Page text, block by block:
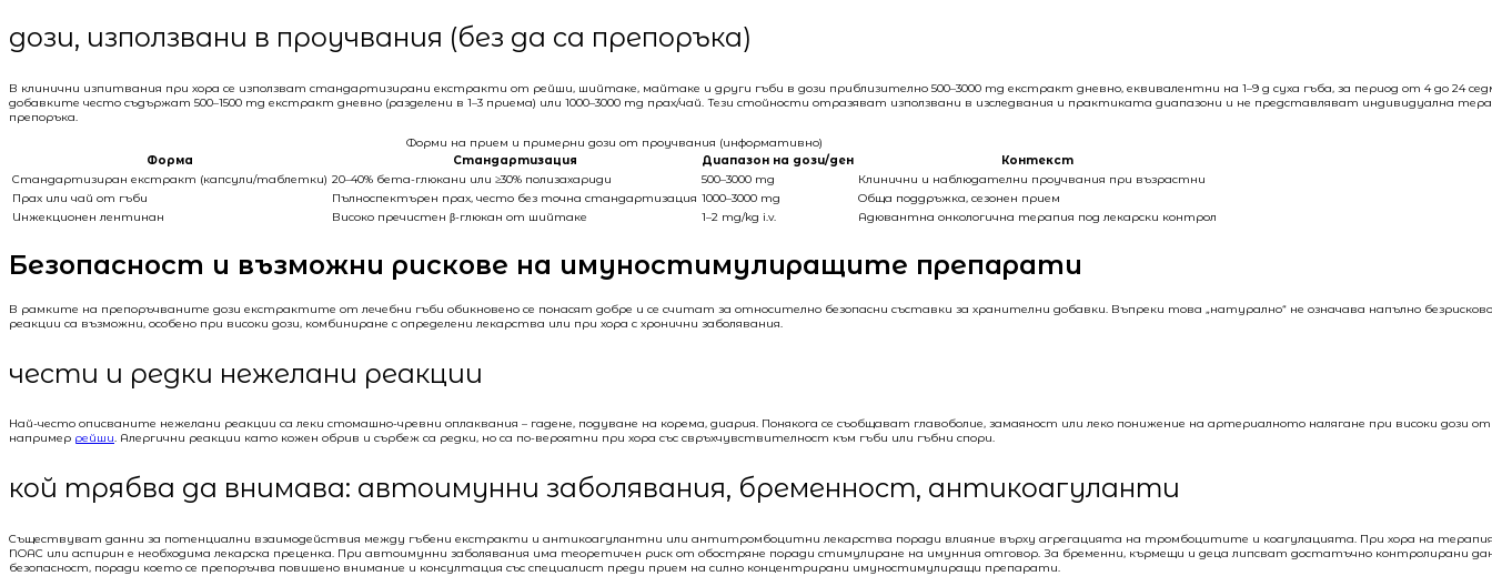
дози, използвани в проучвания (без да са препоръка)
В клинични изпитвания при хора се използват стандартизирани екстракти от рейши, шийтаке, майтаке и други гъби в дози приблизително 500–3000 mg екстракт дневно, еквивалентни на 1–9 g суха гъба, за период от 4 до 24
добавките често съдържат 500–1500 mg екстракт дневно (разделени в 1–3 приема) или 1000–3000 mg прах/чай. Тези стойности отразяват използвани в изследвания и практиката диапазони и не представляват индивидуална
препоръка.
Форми на прием и примерни дози от проучвания (информативно)
Форма
Стандартизация Диапазон на дози/ден
Контекст
Стандартизиран екстракт (капсули/таблетки) 20–40% бета-глюкани или ≥30% полизахариди 500–3000 mg
Клинични и наблюдателни проучвания при възрастни
Прах или чай от гъби
Пълноспектърен прах, често без точна стандартизация 1000–3000 mg
Обща поддръжка, сезонен прием
Инжекционен лентинан
Високо пречистен β-глюкан от шийтаке 1–2 mg/kg i.v. Адювантна онкологична терапия под лекарски контрол
Безопасност и възможни рискове на имуностимулиращите препарати
В рамките на препоръчваните дози екстрактите от лечебни гъби обикновено се понасят добре и се считат за относително безопасни съставки за хранителни добавки. Въпреки това „натурално“ не означава напълно
реакции са възможни, особено при високи дози, комбиниране с определени лекарства или при хора с хронични заболявания.
чести и редки нежелани реакции
Най-често описваните нежелани реакции са леки стомашно-чревни оплаквания – гадене, подуване на корема, диария. Понякога се съобщават главоболие, замаяност или леко понижение на артериалното налягане при високи дози от
например рейши. Алергични реакции като кожен обрив и сърбеж са редки, но са по-вероятни при хора със свръхчувствителност към гъби или гъбни спори.
кой трябва да внимава: автоимунни заболявания, бременност, антикоагуланти
Съществуват данни за потенциални взаимодействия между гъбени екстракти и антикоагулантни или антитромбоцитни лекарства поради влияние върху агрегацията на тромбоцитите и коагулацията. При хора на
NOAC или аспирин е необходима лекарска преценка. При автоимунни заболявания има теоретичен риск от обостряне поради стимулиране на имунния отговор. За бременни, кърмещи и деца липсват достатъчно контролирани
безопасност, поради което се препоръчва повишено внимание и консултация със специалист преди прием на силно концентрирани имуностимулиращи препарати.